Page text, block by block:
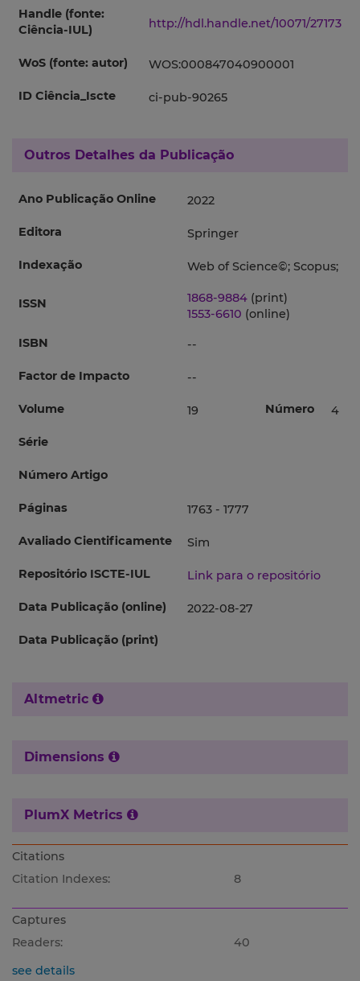
Handle (fonte:
Ciência-IUL)
http://hdl.handle.net/10071/27173
WoS (fonte: autor) WOS:000847040900001
ID Ciência_Iscte ci-pub-90265
Outros Detalhes da Publicação
Ano Publicação Online 2022
Editora Springer
Indexação Web of Science©; Scopus;
ISSN 1868-9884 (print)
1553-6610 (online)
ISBN
--
Factor de Impacto --
Volume 19 Número 4
Série
Número Artigo
Páginas 1763 - 1777
Avaliado Cientificamente Sim
Repositório ISCTE-IUL Link para o repositório
Data Publicação (online) 2022-08-27
Data Publicação (print)
Altmetric
Dimensions
PlumX Metrics
Citations
Citation Indexes:
8
Captures
Readers:
40
see details